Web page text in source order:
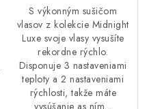
S výkonným sušičom
vlasov z kolekcie Midnight
Luxe svoje vlasy vysušíte
rekordne rýchlo.
Disponuje 3 nastaveniami
teploty a 2 nastaveniami
rýchlosti, takže máte